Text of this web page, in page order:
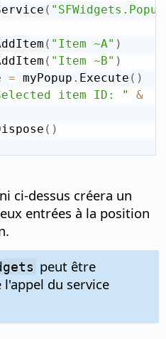
(
( "Item ~A" )
( "Item ~B" )
= myPopup . Execute ( )
item ID: "
&
( )
ci-dessus créera un
entrées à la position
peut être
du service